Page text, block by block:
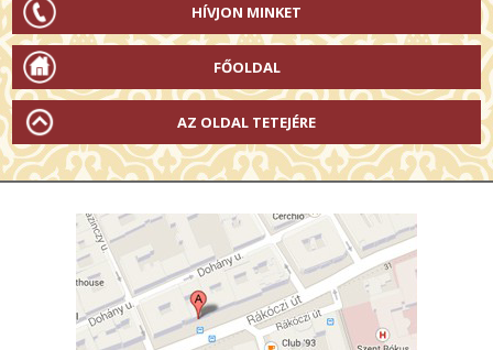
HÍVJON MINKET
FŐOLDAL
AZ OLDAL TETEJÉRE